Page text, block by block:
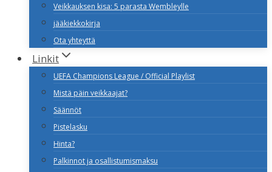
Veikkauksen kisa: 5 parasta Wembleylle
jääkiekkokirja
Ota yhteyttä
Linkit
UEFA Champions League / Official Playlist
Mistä päin veikkaajat?
Säännöt
Pistelasku
Hinta?
Palkinnot ja osallistumismaksu